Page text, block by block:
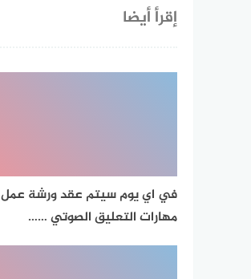
إقرأ أيضا
في اي يوم سيتم عقد ورشة عمل
مهارات التعليق الصوتي ……